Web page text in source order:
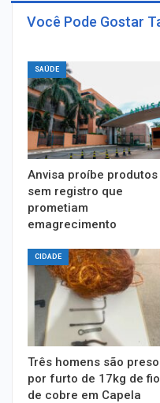
Você Pode Gostar
SAÚDE
Anvisa proíbe produtos
sem registro que
prometiam
emagrecimento
CIDADE
Três homens são
por furto de 17kg de
de cobre em Capela